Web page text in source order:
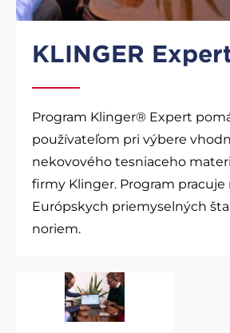
KLINGER
Program Klinger® Expert
používateľom pri výbere
nekovového tesniaceho
firmy Klinger. Program pracuje
Európskych priemyselných
noriem.